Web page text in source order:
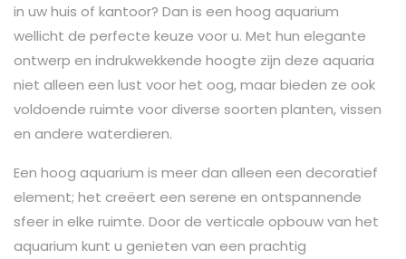
in uw huis of kantoor? Dan is een hoog aquarium
wellicht de perfecte keuze voor u. Met hun elegante
ontwerp en indrukwekkende hoogte zijn deze aquaria
niet alleen een lust voor het oog, maar bieden ze ook
voldoende ruimte voor diverse soorten planten, vissen
en andere waterdieren.
Een hoog aquarium is meer dan alleen een decoratief
element; het creëert een serene en ontspannende
sfeer in elke ruimte. Door de verticale opbouw van het
aquarium kunt u genieten van een prachtig